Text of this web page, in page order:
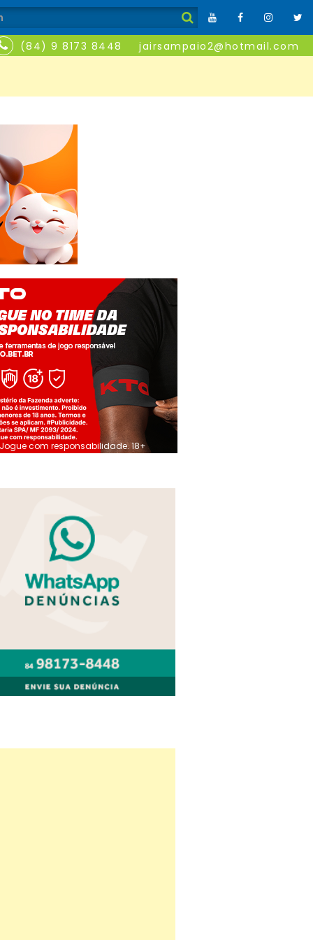
(84) 9 8173 8448 jairsampaio2@hotmail.com
Jogue com responsabilidade. 18+